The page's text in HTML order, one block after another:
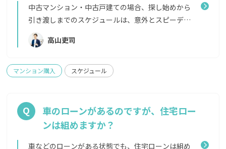
マンションの管理規約によって、楽器演奏の時間帯な
どが指定されている場合や、音が反響しやすいエン
トランスホールや中庭での追いかけっこなどが禁止
されているマンションもありますので、気になる方は
てもらうことが確実です。
中古マンション・中古戸建ての場合、探し始めから
引き渡しまでのスケジュールは、意外とスピーディ
ーです。 ■家探しの前準備・予算や資金計画を決め
る・物件の条件を決める・SUUMOなどで気になる物
覧・候補物件の内覧（2〜3物件程度見ることが多
スも）・売主と合意がとれたら契約日の設定へ・住
宅ローンの仮審査を済ませる（数日〜2週間）・売買
日）を決める・住宅ローンの本審査を通し、住宅ロ
高山吏司
マンション購入 スケジュール
車のローンがあるのですが、住宅ロー
ンは組めますか？
車などのローンがある状態でも、住宅ローンは組め